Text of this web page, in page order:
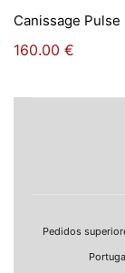
Canissage
160.00 €
Pedidos